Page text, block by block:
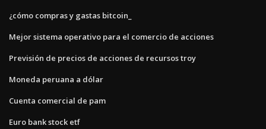
¿cómo compras y gastas bitcoin_
Mejor sistema operativo para el comercio de acciones
Previsión de precios de acciones de recursos troy
Moneda peruana a dólar
Cuenta comercial de pam
Euro bank stock etf